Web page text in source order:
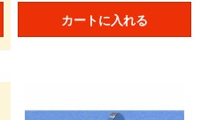
カートに入れる